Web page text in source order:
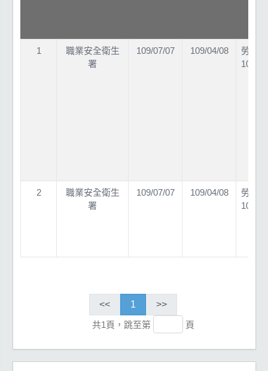
1
職業安全衛生
署
109/07/07 109/04/08
勞職
2
職業安全衛生
署
109/07/07 109/04/08
勞職
<< 1
>>
共1頁，跳至第
頁